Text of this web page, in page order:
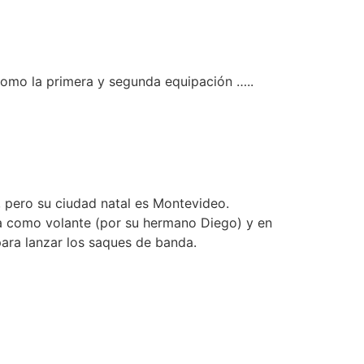
la primera y segunda equipación …..
su ciudad natal es Montevideo.
volante (por su hermano Diego) y en
lanzar los saques de banda.